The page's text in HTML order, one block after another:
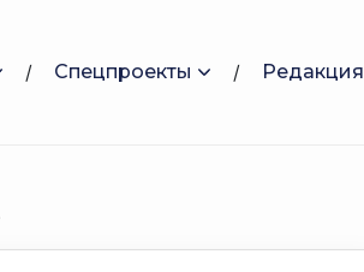
Спецпроекты Редакция